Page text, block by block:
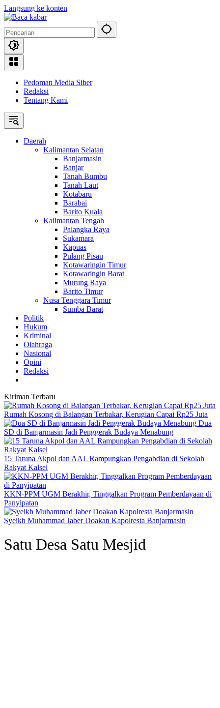
Langsung ke konten
Pedoman Media Siber
Redaksi
Tentang Kami
Daerah
Kalimantan Selatan
Banjarmasin
Banjar
Tanah Bumbu
Tanah Laut
Kotabaru
Barabai
Barito Kuala
Kalimantan Tengah
Palangka Raya
Sukamara
Kapuas
Pulang Pisau
Kotawaringin Timur
Kotawaringin Barat
Murung Raya
Barito Timur
Nusa Tenggara Timur
Sumba Barat
Politik
Hukum
Kriminal
Olahraga
Nasional
Opini
Redaksi
Kiriman Terbaru
Rumah Kosong di Balangan Terbakar, Kerugian Capai Rp25 Juta
Dua
SD di Banjarmasin Jadi Penggerak Budaya Menabung
15 Taruna Akpol dan AAL Rampungkan Pengabdian di Sekolah
Rakyat Kalsel
KKN-PPM UGM Berakhir, Tinggalkan Program Pemberdayaan di
Panyipatan
Syeikh Muhammad Jaber Doakan Kapolresta Banjarmasin
Satu Desa Satu Mesjid